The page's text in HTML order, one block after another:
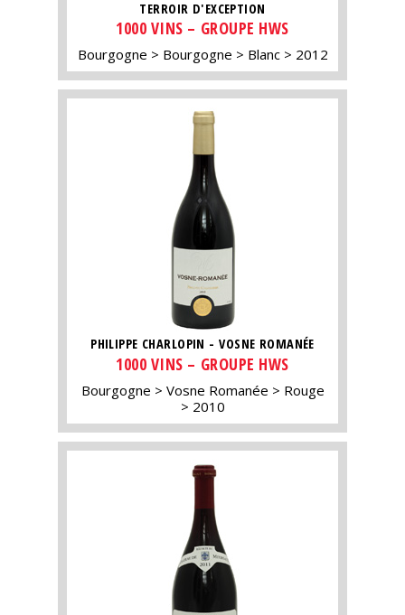
TERROIR D'EXCEPTION
1000 VINS – GROUPE HWS
Bourgogne Bourgogne Blanc 2012
PHILIPPE CHARLOPIN - VOSNE ROMANÉE
1000 VINS – GROUPE HWS
Bourgogne Vosne Romanée
Rouge
2010